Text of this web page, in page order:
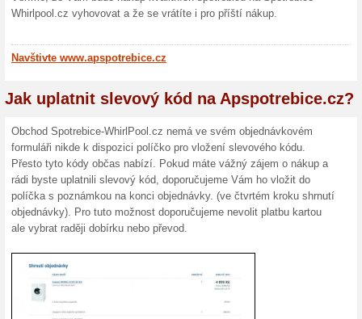
Podobné slevy a
250
Z... (Více